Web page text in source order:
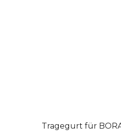
Tragegurt für